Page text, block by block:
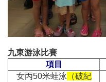
九東游泳比賽
項目
女丙50米蛙泳 （破紀